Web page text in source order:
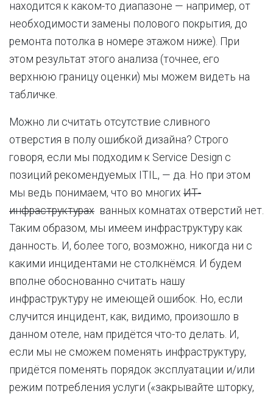
находится к каком-то диапазоне — например, от
необходимости замены полового покрытия, до
ремонта потолка в номере этажом ниже). При
этом результат этого анализа (точнее, его
верхнюю границу оценки) мы можем видеть на
табличке.
Можно ли считать отсутствие сливного
отверстия в полу ошибкой дизайна? Строго
говоря, если мы подходим к Service Design с
позиций рекомендуемых ITIL, — да. Но при этом
мы ведь понимаем, что во многих ИТ-
инфраструктурах ванных комнатах отверстий нет.
Таким образом, мы имеем инфраструктуру как
данность. И, более того, возможно, никогда ни с
какими инцидентами не столкнёмся. И будем
вполне обоснованно считать нашу
инфраструктуру не имеющей ошибок. Но, если
случится инцидент, как, видимо, произошло в
данном отеле, нам придётся что-то делать. И,
если мы не сможем поменять инфраструктуру,
придётся поменять порядок эксплуатации и/или
режим потребления услуги («закрывайте шторку,